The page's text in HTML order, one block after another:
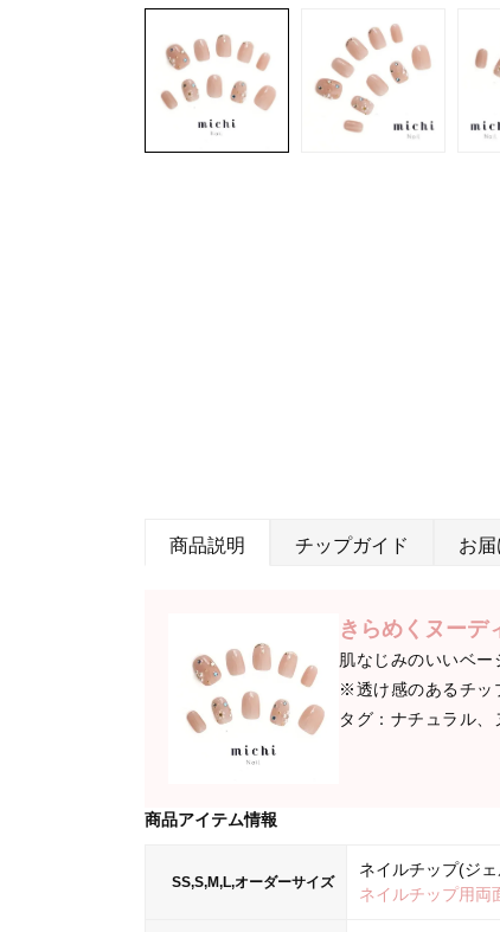
商品説明 チップガイド お届
きらめくヌーデ
肌なじみのいいベー
※透け感のあるチッ
タグ：ナチュラル
商品アイテム情報
SS,S,M,L,オーダーサイズ
ネイルチップ(ジ
ネイルチップ用両